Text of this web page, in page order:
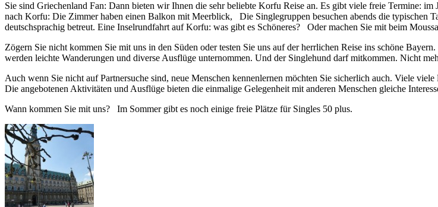
Sie sind Griechenland Fan: Dann bieten wir Ihnen die sehr beliebte Korfu Reise an. Es gibt viele freie Termine:
nach Korfu: Die Zimmer haben einen Balkon mit Meerblick, Die Singlegruppen besuchen abends die typischen
deutschsprachig betreut. Eine Inselrundfahrt auf Korfu: was gibt es Schöneres? Oder machen Sie mit beim
Zögern Sie nicht kommen Sie mit uns in den Süden oder testen Sie uns auf der herrlichen Reise ins schöne
werden leichte Wanderungen und diverse Ausflüge unternommen. Und der Singlehund darf mitkommen. Nicht
Auch wenn Sie nicht auf Partnersuche sind, neue Menschen kennenlernen möchten Sie sicherlich auch. Viele
Die angebotenen Aktivitäten und Ausflüge bieten die einmalige Gelegenheit mit anderen Menschen gleiche
Wann kommen Sie mit uns? Im Sommer gibt es noch einige freie Plätze für Singles 50 plus.